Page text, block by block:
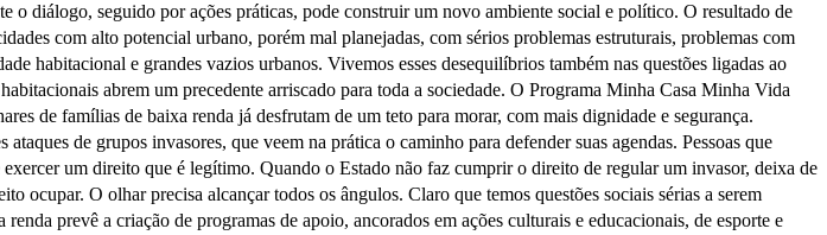
o diálogo, seguido por ações práticas, pode construir um novo ambiente social e político. O resultado de
com alto potencial urbano, porém mal planejadas, com sérios problemas estruturais, problemas com
habitacional e grandes vazios urbanos. Vivemos esses desequilíbrios também nas questões ligadas ao
abrem um precedente arriscado para toda a sociedade. O Programa Minha Casa Minha Vida
de famílias de baixa renda já desfrutam de um teto para morar, com mais dignidade e segurança.
de grupos invasores, que veem na prática o caminho para defender suas agendas. Pessoas que
um direito que é legítimo. Quando o Estado não faz cumprir o direito de regular um invasor, deixa de
ocupar. O olhar precisa alcançar todos os ângulos. Claro que temos questões sociais sérias a serem
prevê a criação de programas de apoio, ancorados em ações culturais e educacionais, de esporte e